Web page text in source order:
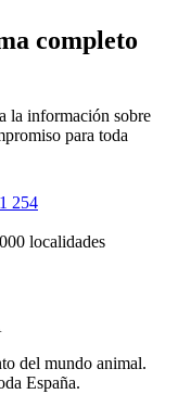
completo
la información sobre
para toda
254
localidades
del mundo animal.
España.